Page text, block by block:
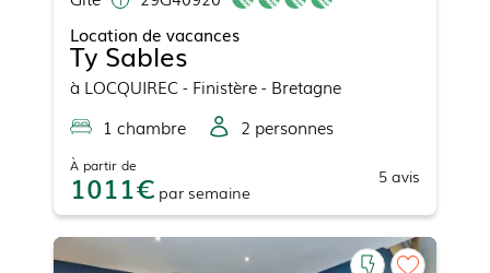
Location de vacances
Ty Sables
à LOCQUIREC- Finistère - Bretagne
1 chambre 2 personnes
À partir de
1011 par semaine
5 avis